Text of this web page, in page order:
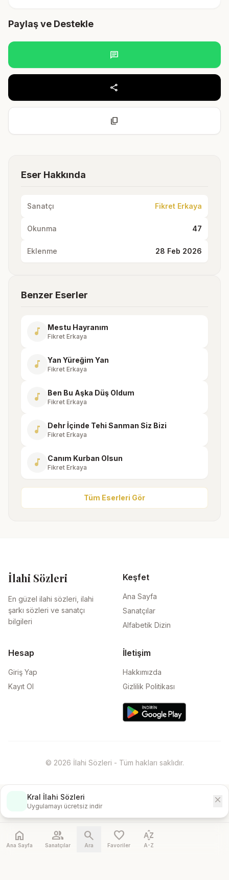
Paylaş ve Destekle
chat
share
content_copy
Eser Hakkında
Sanatçı Fikret Erkaya
Okunma 47
Eklenme 28 Feb 2026
Benzer Eserler
music_note Mestu Hayranım
Fikret Erkaya
music_note Yan Yüreğim Yan
Fikret Erkaya
music_note Ben Bu Aşka Düş Oldum
Fikret Erkaya
music_note Dehr İçinde Tehi Sanman Siz Bizi
Fikret Erkaya
music_note Canım Kurban Olsun
Fikret Erkaya
Tüm Eserleri Gör
İlahi Sözleri
En güzel ilahi sözleri, ilahi
şarkı sözleri ve sanatçı
bilgileri
Keşfet
Ana Sayfa
Sanatçılar
Alfabetik Dizin
Hesap
Giriş Yap
Kayıt Ol
İletişim
Hakkımızda
Gizlilik Politikası
© 2026 İlahi Sözleri - Tüm hakları saklıdır.
Kral İlahi Sözleri
Uygulamayı ücretsiz indir
close
home
Ana Sayfa
people
Sanatçılar
search
Ara
favorite
Favoriler
sort_by_alpha
A-Z